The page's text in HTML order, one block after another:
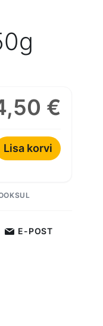
€
Lisa korvi
E-POST